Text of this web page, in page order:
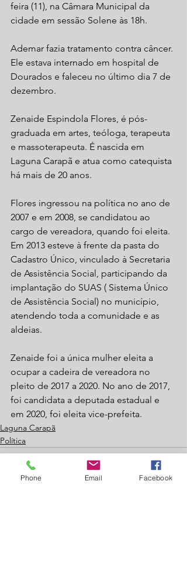
feira (11), na Câmara Municipal da
cidade em sessão Solene às 18h.
Ademar fazia tratamento contra câncer.
Ele estava internado em hospital de
Dourados e faleceu no último dia 7 de
dezembro.
Zenaide Espindola Flores, é pós-
graduada em artes, teóloga, terapeuta
e massoterapeuta. É nascida em
Laguna Carapã e atua como catequista
há mais de 20 anos.
Flores ingressou na política no ano de
2007 e em 2008, se candidatou ao
cargo de vereadora, quando foi eleita.
Em 2013 esteve à frente da pasta do
Cadastro Único, vinculado à Secretaria
de Assistência Social, participando da
implantação do SUAS ( Sistema Único
de Assistência Social) no município,
atendendo toda a comunidade e as
aldeias.
Zenaide foi a única mulher eleita a
ocupar a cadeira de vereadora no
pleito de 2017 a 2020. No ano de 2017,
foi candidata a deputada estadual e
em 2020, foi eleita vice-prefeita.
Laguna Carapã
Política
Phone Email Facebook